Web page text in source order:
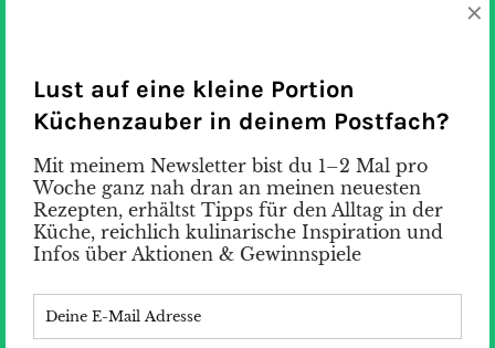
Mallorca – Bar Esperanza in Ses
Covetes
Nach einem tollen Strandtag an der Playa Ses
Covetes waren wir in der Bar Esperanza. Hier stimmt
Lust auf eine kleine Portion
Küchenzauber in deinem Postfach?
Mit meinem Newsletter bist du 1–2 Mal pro
Woche ganz nah dran an meinen neuesten
Rezepten, erhältst Tipps für den Alltag in der
Küche, reichlich kulinarische Inspiration und
Infos über Aktionen & Gewinnspiele
×